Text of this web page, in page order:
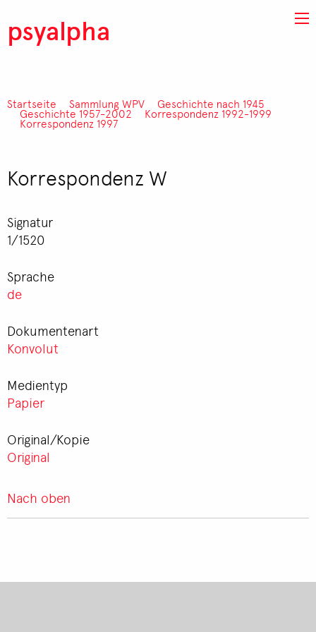
psyalpha
Pfadnavigation
Startseite Sammlung WPV Geschichte nach 1945
Geschichte 1957-2002 Korrespondenz 1992-1999
Korrespondenz 1997
Korrespondenz W
Signatur
1/1520
Sprache
de
Dokumentenart
Konvolut
Medientyp
Papier
Original/Kopie
Original
Nach oben